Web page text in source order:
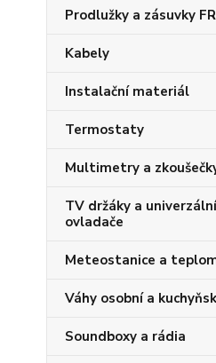
Prodlužky a zásuvky
Kabely
Instalační materiál
Termostaty
Multimetry a
TV držáky a univerzální
ovladače
Meteostanice a
Váhy osobní a
Soundboxy a rádia